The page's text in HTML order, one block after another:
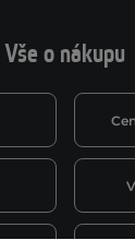
Vše o nákupu